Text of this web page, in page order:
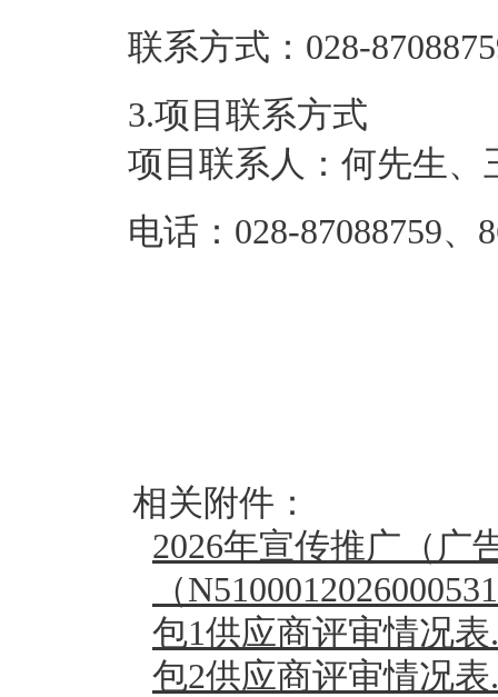
联系方式： 028-
3.项目联系方式
项目联系人： 何先生、
电话： 028-87088759、
相关附件：
2026年宣传推广（广
（
包1供应商评审情况表
包2供应商评审情况表